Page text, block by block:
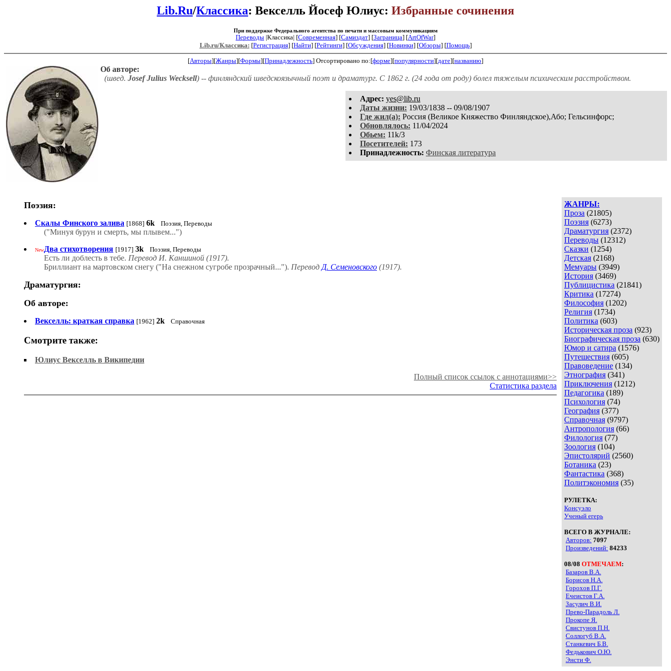
Lib.Ru/Классика: Векселль Йосеф Юлиус: Избранные сочинения
При поддержке Федерального агентства по печати и массовым коммуникациям
Переводы |Классика| [Современная] [Самиздат] [Заграница] [ArtOfWar]
Lib.ru/Классика: [Регистрация] [Найти] [Рейтинги] [Обсуждения] [Новинки] [Обзоры] [Помощь]
[Авторы][Жанры][Формы][Принадлежность] Отсортировано по:[форме][популярности][дате][названию]
Об авторе:
(швед. Josef Julius Wecksell) -- финляндский шведскоязычный поэт и драматург. С 1862 г. (24 года от роду) болел тяжелым психическим расстройством.
Aдpeс: yes@lib.ru
Даты жизни: 19/03/1838 -- 09/08/1907
Где жил(а): Россия (Великое Княжество Финляндское),Або; Гельсинфорс;
Обновлялось: 11/04/2024
Обьем: 11k/3
Посетителей: 173
Принадлежность: Финская литература
ЖАНРЫ:
Проза (21805)
Поэзия (6273)
Драматургия (2372)
Переводы (12312)
Сказки (1254)
Детская (2168)
Мемуары (3949)
История (3469)
Публицистика (21841)
Критика (17274)
Философия (1202)
Религия (1734)
Политика (603)
Историческая проза (923)
Биографическая проза (630)
Юмор и сатира (1576)
Путешествия (605)
Правоведение (134)
Этнография (341)
Приключения (1212)
Педагогика (189)
Психология (74)
География (377)
Справочная (9797)
Антропология (66)
Филология (77)
Зоология (104)
Эпистолярий (2560)
Ботаника (23)
Фантастика (368)
Политэкономия (35)
РУЛЕТКА:
Консуэло
Ученый егерь
ВСЕГО В ЖУРНАЛЕ:
Авторов: 7097
Произведений: 84233
08/08 ОТМЕЧАЕМ:
Базаров В.А.
Борисов Н.А.
Горохов П.Г.
Ечеистов Г.А.
Засулич В.И.
Прево-Парадоль Л.
Прокопе Я.
Свистунов П.Н.
Соллогуб В.А.
Станкевич Б.В.
Федькович О.Ю.
Энсти Ф.
Поэзия:
Скалы Финского залива [1868] 6k Поэзия, Переводы
("Минуя бурун и смерть, мы плывем...")
NewДва стихотворения [1917] 3k Поэзия, Переводы
Есть ли доблесть в тебе. Перевод И. Каншиной (1917).
Бриллиант на мартовском снегу ("На снежном сугробе прозрачный..."). Перевод Д. Семеновского (1917).
Драматургия:
Об авторе:
Векселль: краткая справка [1962] 2k Справочная
Смотрите также:
Юлиус Векселль в Википедии
Полный список ссылок с аннотациями>>
Статистика раздела